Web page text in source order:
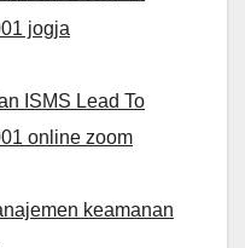
jogja
ISMS Lead To
online zoom
keamanan